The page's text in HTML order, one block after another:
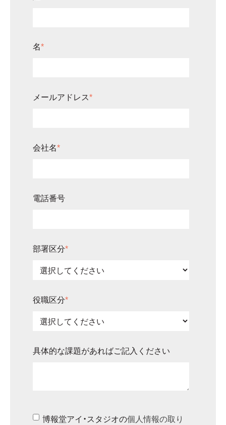
名*
メールアドレス*
会社名*
電話番号
部署区分*
役職区分*
具体的な課題があればご記入ください
博報堂アイ・スタジオの個人情報の取り